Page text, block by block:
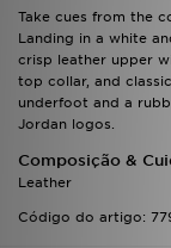
Take cues from the
Landing in a white
crisp leather upper
top collar, and
underfoot and a
Jordan logos.
Composição &
Leather
Código do artigo: